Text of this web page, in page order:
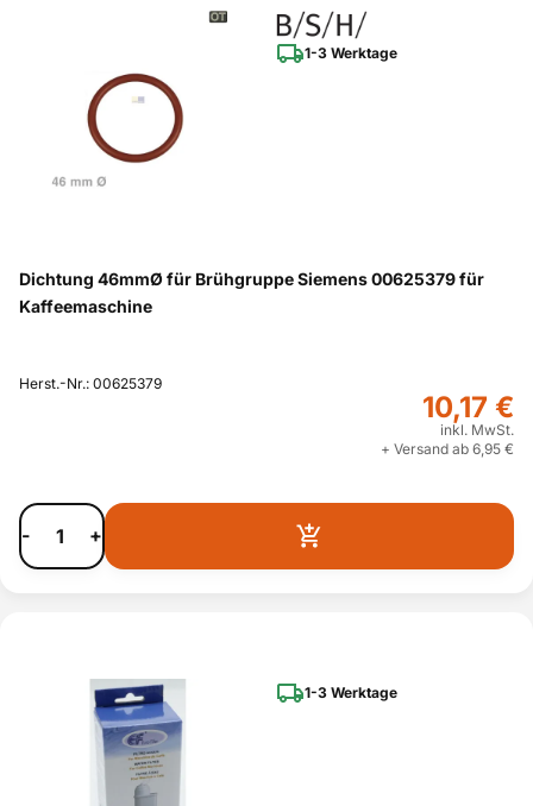
1-3 Werktage
Dichtung 46mmØ für Brühgruppe Siemens 00625379 für
Kaffeemaschine
Herst.-Nr.: 00625379
10,17 €
inkl. MwSt.
+ Versand ab 6,95 €
- +
1-3 Werktage